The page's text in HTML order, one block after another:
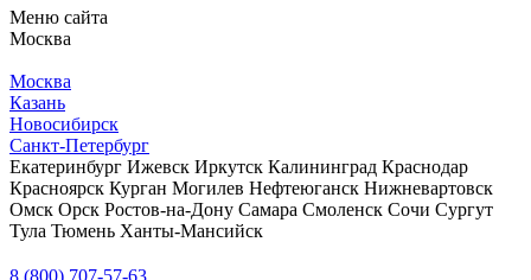
Меню сайта
Москва
Москва
Казань
Новосибирск
Санкт-Петербург
Екатеринбург Ижевск Иркутск Калининград Краснодар
Красноярск Курган Могилев Нефтеюганск Нижневартовск
Омск Орск Ростов-на-Дону Самара Смоленск Сочи Сургут
Тула Тюмень Ханты-Мансийск
8 (800) 707-57-63